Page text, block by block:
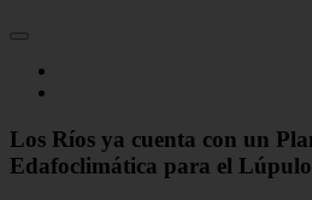
Los Ríos ya cuenta con un
Edafoclimática para el Lúpulo